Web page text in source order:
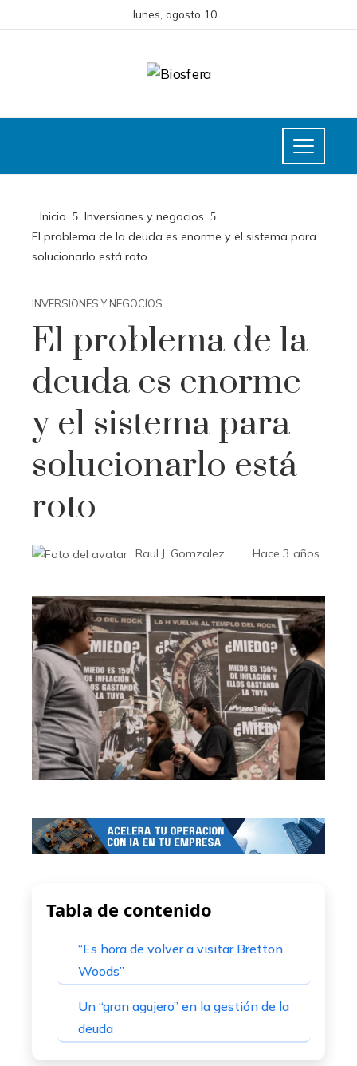
lunes, agosto 10
Inicio
Inversiones y negocios
El problema de la deuda es enorme y el sistema para
solucionarlo está roto
INVERSIONES Y NEGOCIOS
El problema de la
deuda es enorme
y el sistema para
solucionarlo está
roto
Raul J. Gomzalez Hace 3 años
Tabla de contenido
“Es hora de volver a visitar Bretton
Woods”
Un “gran agujero” en la gestión de la
deuda